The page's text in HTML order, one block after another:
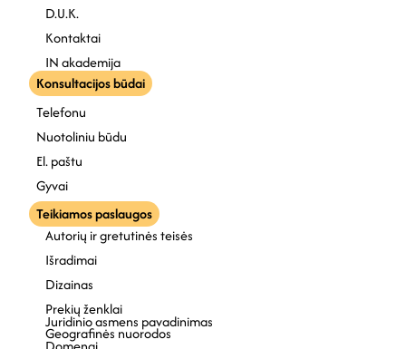
D.U.K.
Kontaktai
IN akademija
Konsultacijos būdai
Telefonu
Nuotoliniu būdu
El. paštu
Gyvai
Teikiamos paslaugos
Autorių ir gretutinės teisės
Išradimai
Dizainas
Prekių ženklai
Geografinės nuorodos
Juridinio asmens pavadinimas